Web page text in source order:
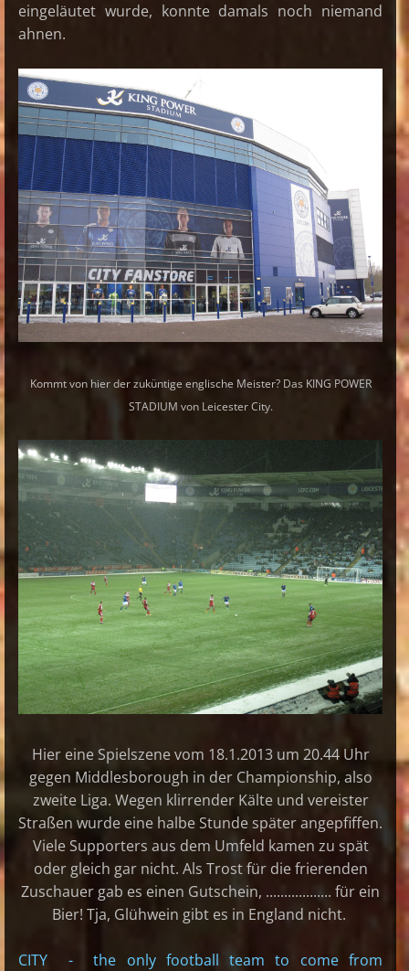
eingeläutet wurde, konnte damals noch niemand
ahnen.
Kommt von hier der zuküntige englische Meister? Das KING POWER
STADIUM von Leicester City.
Hier eine Spielszene vom 18.1.2013 um 20.44 Uhr
gegen Middlesborough in der Championship, also
zweite Liga. Wegen klirrender Kälte und vereister
Straßen wurde eine halbe Stunde später angepfiffen.
Viele Supporters aus dem Umfeld kamen zu spät
oder gleich gar nicht. Als Trost für die frierenden
Zuschauer gab es einen Gutschein, .................. für ein
Bier! Tja, Glühwein gibt es in England nicht.
CITY - the only football team to come from